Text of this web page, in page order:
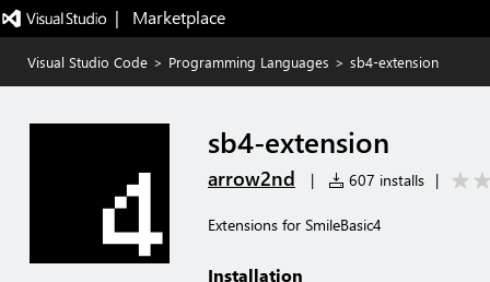
|   Marketplace
Visual Studio Code > Programming Languages > sb4-extension
sb4-extension
arrow2nd | 607 installs |
Extensions for SmileBasic4
Installation